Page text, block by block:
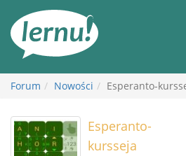
Forum Nowości Esperanto-
Esperanto-
kursseja